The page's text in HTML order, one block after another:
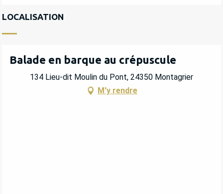
LOCALISATION
Balade en barque au crépuscule
134 Lieu-dit Moulin du Pont, 24350 Montagrier
M'y rendre